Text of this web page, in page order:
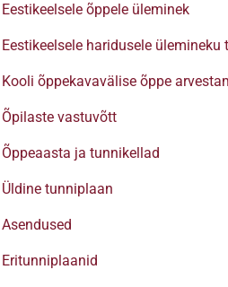
Eestikeelsele õppele üleminek
Eestikeelsele haridusele ülemineku
Kooli õppekavavälise õppe
Õpilaste vastuvõtt
Õppeaasta ja tunnikellad
Üldine tunniplaan
Asendused
Eritunniplaanid